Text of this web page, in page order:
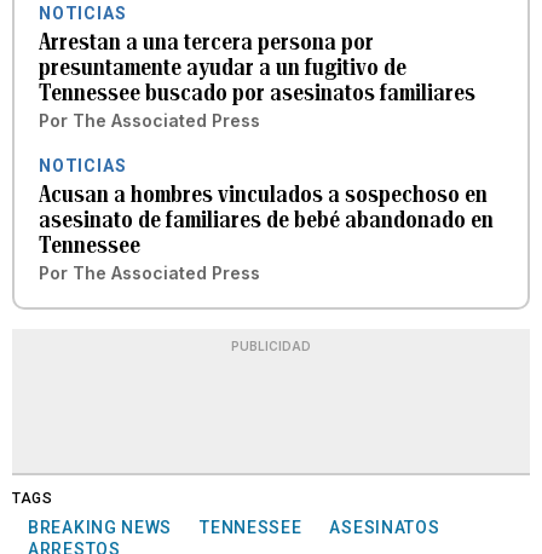
NOTICIAS
Arrestan a una tercera persona por
presuntamente ayudar a un fugitivo de
Tennessee buscado por asesinatos familiares
Por The Associated Press
NOTICIAS
Acusan a hombres vinculados a sospechoso en
asesinato de familiares de bebé abandonado en
Tennessee
Por The Associated Press
PUBLICIDAD
TAGS
BREAKING NEWS TENNESSEE
ASESINATOS
ARRESTOS